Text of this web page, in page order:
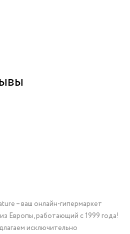
– ваш онлайн-гипермаркет
Европы, работающий с 1999 года!
исключительно